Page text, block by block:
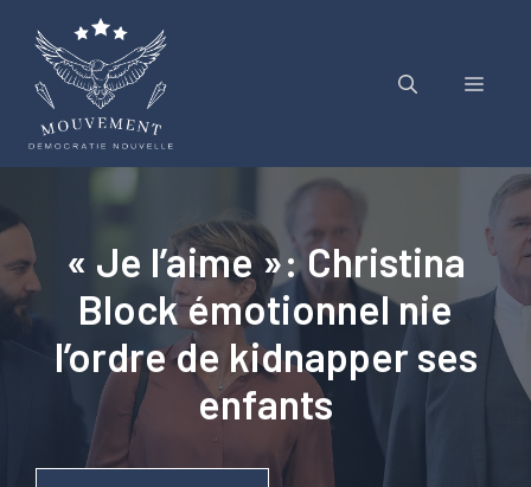
contenu
Menu
« Je l’aime »: Christina
Block émotionnel nie
l’ordre de kidnapper ses
enfants